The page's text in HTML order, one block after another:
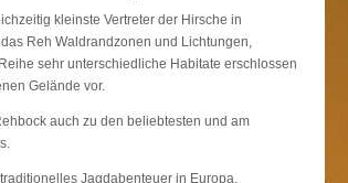
kleinste Vertreter der Hirsche in
Reh Waldrandzonen und Lichtungen,
sehr unterschiedliche Habitate erschlossen
Gelände vor.
auch zu den beliebtesten und am
Jagdabenteuer in Europa.